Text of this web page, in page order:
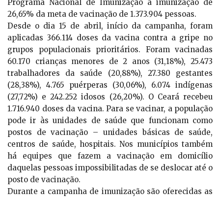
Programa Nacional de Imunização a imunização de
26,65% da meta de vacinação de 1.373.904 pessoas.
Desde o dia 15 de abril, início da campanha, foram
aplicadas 366.114 doses da vacina contra a gripe no
grupos populacionais prioritários. Foram vacinadas
60.170 crianças menores de 2 anos (31,18%), 25.473
trabalhadores da saúde (20,88%), 27.380 gestantes
(28,38%), 4.765 puérperas (30,06%), 6.074 indígenas
(27,72%) e 242.252 idosos (26,20%). O Ceará recebeu
1.716.940 doses da vacina. Para se vacinar, a população
pode ir às unidades de saúde que funcionam como
postos de vacinação – unidades básicas de saúde,
centros de saúde, hospitais. Nos municípios também
há equipes que fazem a vacinação em domicílio
daquelas pessoas impossibilitadas de se deslocar até o
posto de vacinação.
Durante a campanha de imunização são oferecidas as